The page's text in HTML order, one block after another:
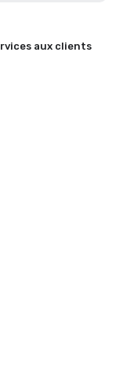
aux clients